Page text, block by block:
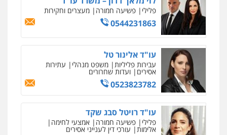
0538788878
עו"ד אסף דוק
פלילי עבירות מין סמים והימורים פשיעה
חמורה חקירות ומעצרים
0526885006
פלילי פשיעה חמורה מעצרים וחקירות
0544231863
עו"ד אלינור טל
עבירות פליליות משפט מנהלי עתירות
אסירים ועדות שחרורים
0523823782
עו"ד רויטל סבג שקד
פלילי פשיעה חמורה אמצעי לחימה
אלימות עורכי דין לענייני אסירים